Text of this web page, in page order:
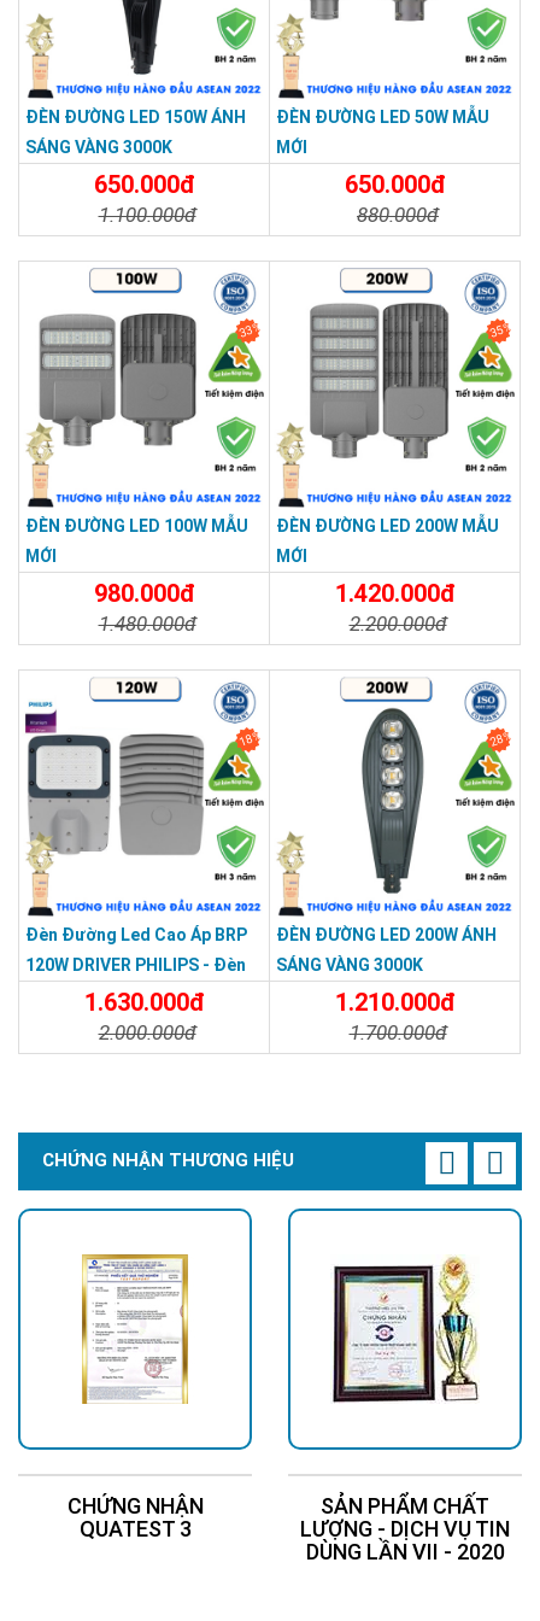
IP65 gồm 2 thành phần:
IP6x: chống bụi hoàn toàn, phù hợp môi trường công
trường hoặc đường nhiều xe tải.
IPx5: chống nước tia áp lực thấp, đủ dùng cho mưa lớn
kéo dài.
Trong trường hợp của bạn lắp ở khu vực ven biển hoặc mưa
bão mạnh, bạn nên kiểm tra thêm ron cao su và vị trí lắp để
tăng độ bền thực tế.
Vỏ nhôm đúc + kính cường lực – tối ưu tản nhiệt
SẢN PHẨM CHẤT LƯỢNG - DỊCH VỤ TIN DÙNG LẦN VII - 2020
ĐÈN ĐƯỜNG LED 150W ÁNH
SÁNG VÀNG 3000K
650.000đ
1.100.000đ
ĐÈN ĐƯỜNG LED 50W MẪU
MỚI
650.000đ
880.000đ
33%
ĐÈN ĐƯỜNG LED 100W MẪU
MỚI
980.000đ
1.480.000đ
35%
ĐÈN ĐƯỜNG LED 200W MẪU
MỚI
1.420.000đ
2.200.000đ
18%
Đèn Đường Led Cao Áp BRP
120W DRIVER PHILIPS - Đèn
Đường Dùng Cho Công Trình,
Sân Bóng
1.630.000đ
2.000.000đ
28%
ĐÈN ĐƯỜNG LED 200W ÁNH
SÁNG VÀNG 3000K
1.210.000đ
1.700.000đ
CHỨNG NHẬN THƯƠNG HIỆU
CHỨNG NHẬN
QUATEST 3
SẢN PHẨM CHẤT
LƯỢNG - DỊCH VỤ TIN
DÙNG LẦN VII - 2020